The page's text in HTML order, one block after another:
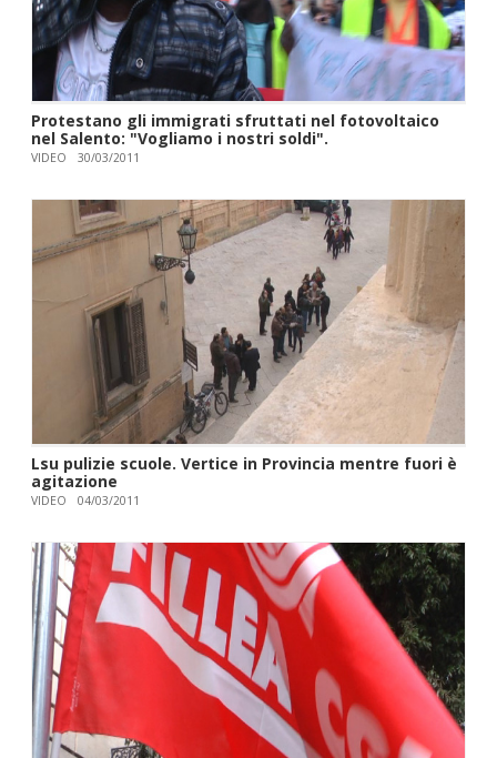
Protestano gli immigrati sfruttati nel fotovoltaico
nel Salento: "Vogliamo i nostri soldi".
VIDEO 30/03/2011
Lsu pulizie scuole. Vertice in Provincia mentre fuori è
agitazione
VIDEO 04/03/2011